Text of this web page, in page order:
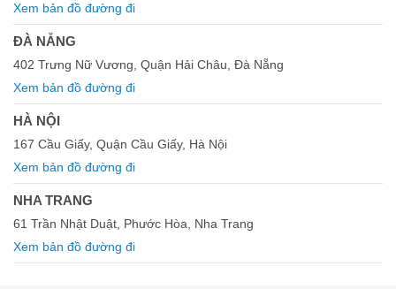
Xem bản đồ đường đi
ĐÀ NẴNG
402 Trưng Nữ Vương, Quận Hải Châu, Đà Nẵng
Xem bản đồ đường đi
HÀ NỘI
167 Cầu Giấy, Quận Cầu Giấy, Hà Nội
Xem bản đồ đường đi
NHA TRANG
61 Trần Nhật Duật, Phước Hòa, Nha Trang
Xem bản đồ đường đi